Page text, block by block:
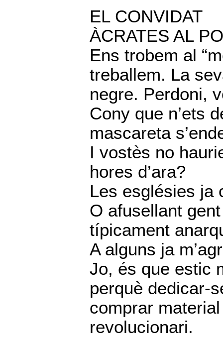
EL CONVIDAT
ÀCRATES AL
Ens trobem al
treballem. La
negre. Perdoni,
Cony que n’ets
mascareta
I vostès no
hores d’ara?
Les esglésies ja
O afusellant
típicament
A alguns ja
Jo, és que estic
perquè dedicar-
comprar
revolucionari.